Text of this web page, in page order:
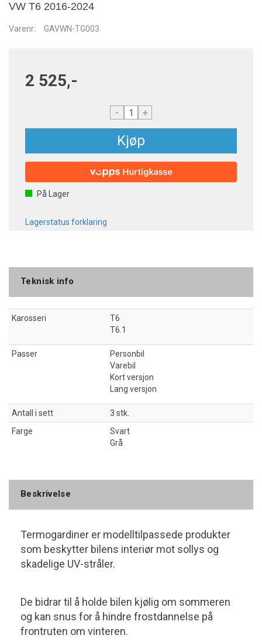
VW T6 2016-2024
Varenr: GAVWN-TG003
2 525,-
- +
Kjøp
På Lager
Lagerstatus forklaring
Teknisk info
Karosseri
T6
T6.1
Passer
Personbil
Varebil
Kort versjon
Lang versjon
Antall i sett
3 stk.
Farge
Svart
Grå
Beskrivelse
Termogardiner er modelltilpassede produkter
som beskytter bilens interiør mot sollys og
skadelige UV-stråler.
De bidrar til å holde bilen kjølig om sommeren
og kan snus for å hindre frostdannelse på
frontruten om vinteren.